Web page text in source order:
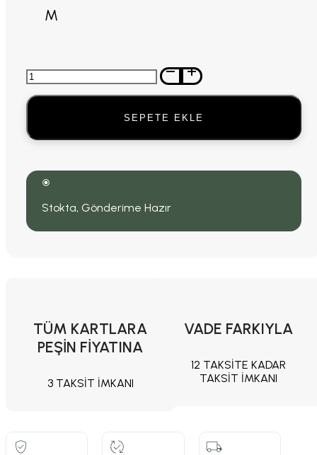
M
Lacivert
Crown
Yarım
adet
SEPETE EKLE
Stokta, Gönderime Hazır
TÜM KARTLARA
PEŞİN FİYATINA
3 TAKSİT İMKANI
VADE FARKIYLA
12 TAKSİTE KADAR
TAKSİT İMKANI